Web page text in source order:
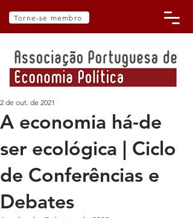
Torne-se membro
A economia há-de
ser ecológica | Ciclo
de Conferências e
Debates
2 de out. de 2021